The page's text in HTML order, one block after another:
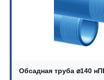
Обсадная труба ⌀140